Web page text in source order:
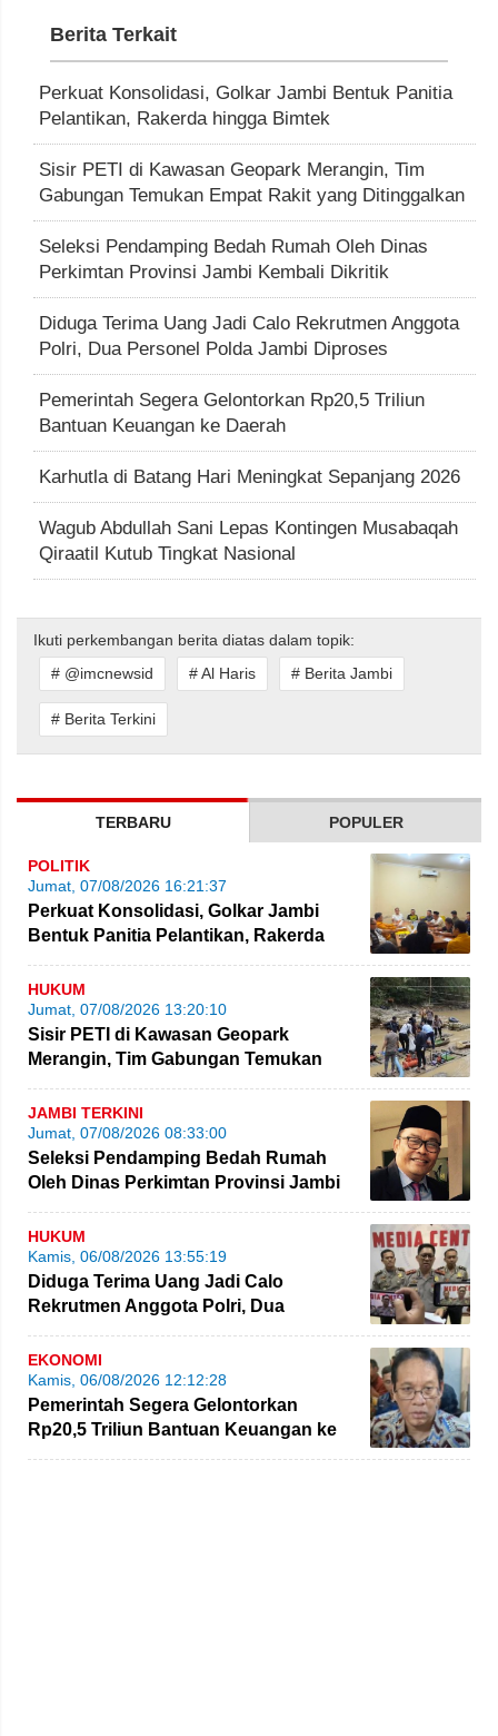
Berita Terkait
Perkuat Konsolidasi, Golkar Jambi Bentuk Panitia
Pelantikan, Rakerda hingga Bimtek
Sisir PETI di Kawasan Geopark Merangin, Tim
Gabungan Temukan Empat Rakit yang Ditinggalkan
Seleksi Pendamping Bedah Rumah Oleh Dinas
Perkimtan Provinsi Jambi Kembali Dikritik
Diduga Terima Uang Jadi Calo Rekrutmen Anggota
Polri, Dua Personel Polda Jambi Diproses
Pemerintah Segera Gelontorkan Rp20,5 Triliun
Bantuan Keuangan ke Daerah
Karhutla di Batang Hari Meningkat Sepanjang 2026
Wagub Abdullah Sani Lepas Kontingen Musabaqah
Qiraatil Kutub Tingkat Nasional
Ikuti perkembangan berita diatas dalam topik:
# @imcnewsid
# Al Haris # Berita Jambi
# Berita Terkini
TERBARU POPULER
POLITIK
Jumat, 07/08/2026 16:21:37
Perkuat Konsolidasi, Golkar Jambi
Bentuk Panitia Pelantikan, Rakerda
HUKUM
Jumat, 07/08/2026 13:20:10
Sisir PETI di Kawasan Geopark
Merangin, Tim Gabungan Temukan
JAMBI TERKINI
Jumat, 07/08/2026 08:33:00
Seleksi Pendamping Bedah Rumah
Oleh Dinas Perkimtan Provinsi Jambi
HUKUM
Kamis, 06/08/2026 13:55:19
Diduga Terima Uang Jadi Calo
Rekrutmen Anggota Polri, Dua
EKONOMI
Kamis, 06/08/2026 12:12:28
Pemerintah Segera Gelontorkan
Rp20,5 Triliun Bantuan Keuangan ke